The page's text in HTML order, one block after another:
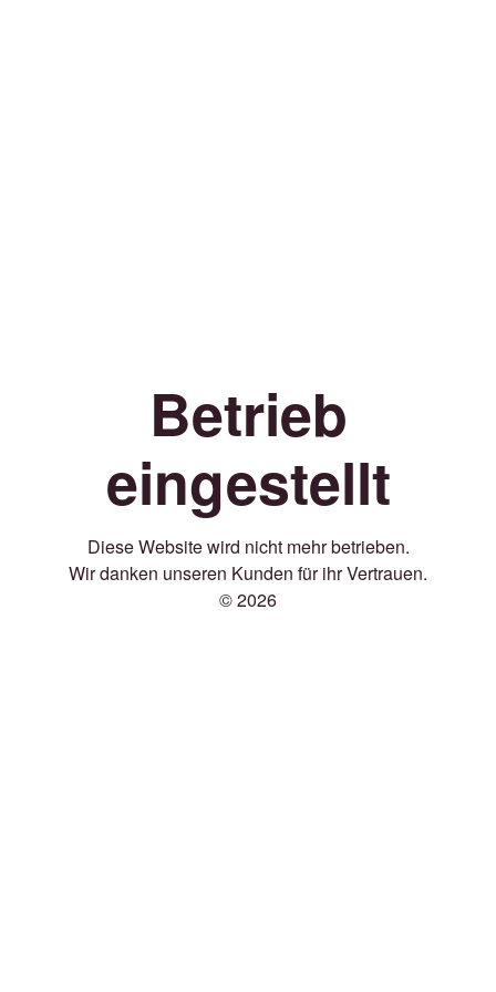
Betrieb
eingestellt
Diese Website wird nicht mehr betrieben.
Wir danken unseren Kunden für ihr Vertrauen.
© 2026